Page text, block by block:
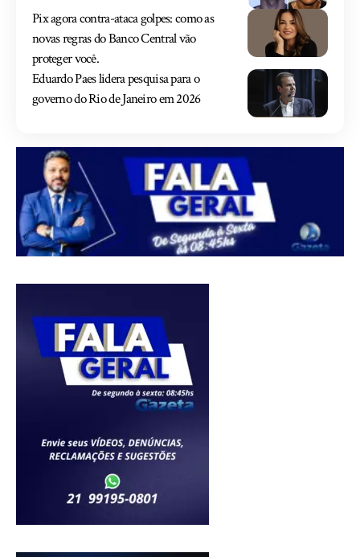
Pix agora contra-ataca golpes: como as
novas regras do Banco Central vão
proteger você.
Eduardo Paes lidera pesquisa para o
governo do Rio de Janeiro em 2026